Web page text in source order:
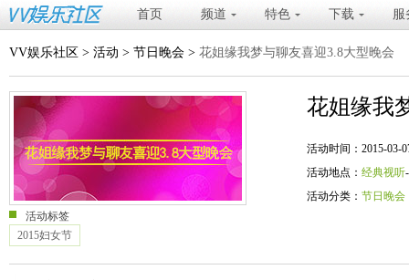
首页 频道 特色 下载 服
VV娱乐社区 > 活动 > 节日晚会 > 花姐缘我梦与聊友喜迎3.8大型晚会
花姐缘我
活动时间：2015-03-
活动地点： 经典视听
活动分类： 节日晚会
活动标签
2015妇女节